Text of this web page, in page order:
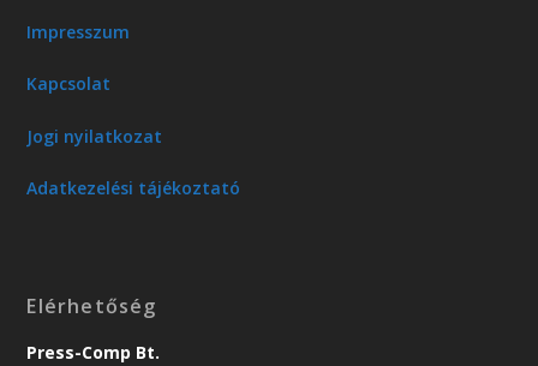
Impresszum
Kapcsolat
Jogi nyilatkozat
Adatkezelési tájékoztató
Elérhetőség
Press-Comp Bt.